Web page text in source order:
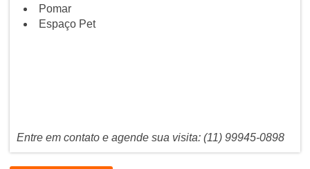
Pomar
Espaço Pet
Entre em contato e agende sua visita: (11) 99945-0898